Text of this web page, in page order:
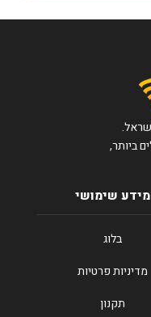
ביותר,
מידע שימושי
בלוג
מדיניות פרטיות
תקנון